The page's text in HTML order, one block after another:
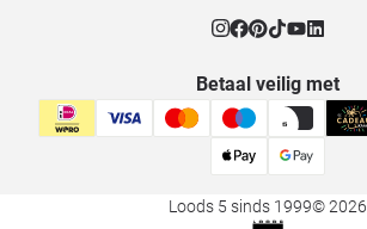
Betaal veilig met
Loods 5 sinds 1999© 2026